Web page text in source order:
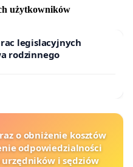
użytkowników
legislacyjnych
rodzinnego
o obniżenie kosztów
odpowiedzialności
i sędziów